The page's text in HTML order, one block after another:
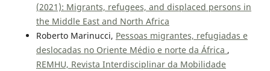
(2021): Migrants, refugees, and displaced persons in
the Middle East and North Africa
Roberto Marinucci, Pessoas migrantes, refugiadas e
deslocadas no Oriente Médio e norte da África ,
REMHU, Revista Interdisciplinar da Mobilidade